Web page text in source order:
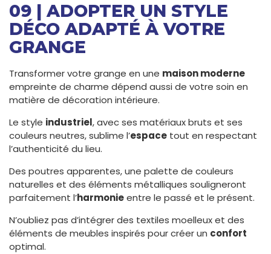
09 | ADOPTER UN STYLE
DÉCO ADAPTÉ À VOTRE
GRANGE
Transformer votre grange en une maison moderne
empreinte de charme dépend aussi de votre soin en
matière de décoration intérieure.
Le style industriel, avec ses matériaux bruts et ses
couleurs neutres, sublime l’espace tout en respectant
l’authenticité du lieu.
Des poutres apparentes, une palette de couleurs
naturelles et des éléments métalliques souligneront
parfaitement l’harmonieentre le passé et le présent.
N’oubliez pas d’intégrer des textiles moelleux et des
éléments de meubles inspirés pour créer un confort
optimal.